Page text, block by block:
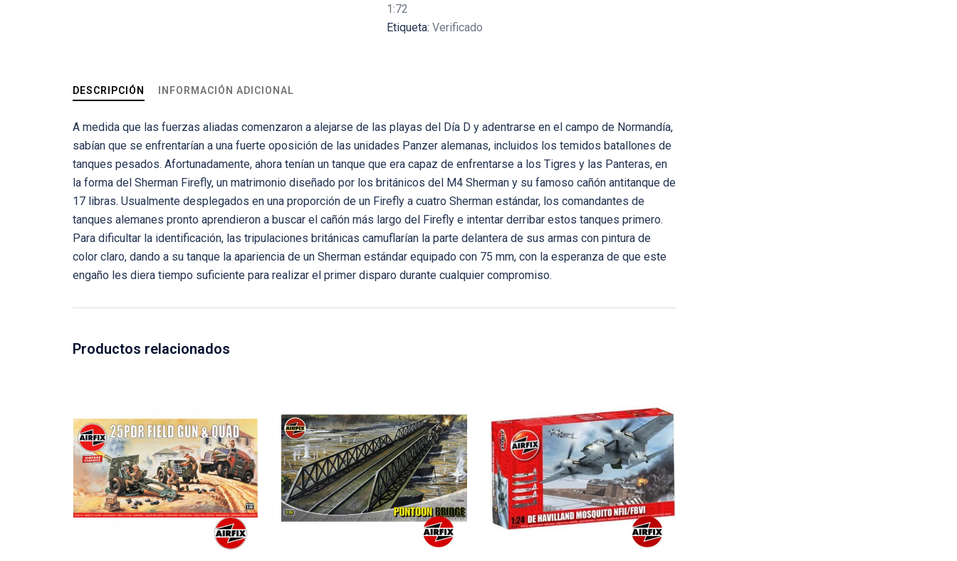
1:72
Etiqueta: Verificado
DESCRIPCIÓN INFORMACIÓN ADICIONAL
A medida que las fuerzas aliadas comenzaron a alejarse de las playas del Día D y adentrarse en el campo de Normandía,
sabían que se enfrentarían a una fuerte oposición de las unidades Panzer alemanas, incluidos los temidos batallones de
tanques pesados. Afortunadamente, ahora tenían un tanque que era capaz de enfrentarse a los Tigres y las Panteras, en
la forma del Sherman Firefly, un matrimonio diseñado por los británicos del M4 Sherman y su famoso cañón antitanque de
17 libras. Usualmente desplegados en una proporción de un Firefly a cuatro Sherman estándar, los comandantes de
tanques alemanes pronto aprendieron a buscar el cañón más largo del Firefly e intentar derribar estos tanques primero.
Para dificultar la identificación, las tripulaciones británicas camuflarían la parte delantera de sus armas con pintura de
color claro, dando a su tanque la apariencia de un Sherman estándar equipado con 75 mm, con la esperanza de que este
engaño les diera tiempo suficiente para realizar el primer disparo durante cualquier compromiso.
Productos relacionados